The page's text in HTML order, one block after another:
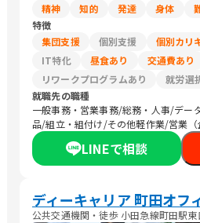
精神
知的 発達 身体
特徴
集団支援
個別支援 個別カリ
IT特化
昼食あり 交通費あり
リワークプログラムあり
就労選
就職先の職種
一般事務・営業事務/総務・人事/デー
品/組立・組付け/その他軽作業/営業
掃
LINEで相談
ディーキャリア 町田オフ
公共交通機関・徒歩 小田急線町田駅